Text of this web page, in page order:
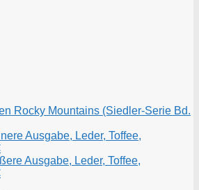
Rocky Mountains (Siedler-Serie Bd.
Ausgabe, Leder, Toffee,
Ausgabe, Leder, Toffee,